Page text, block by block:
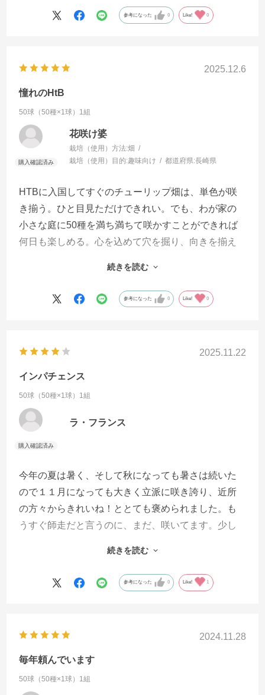
参考になった 0 Like! 0
2025.12.6
憧れのHtB
50球（50種×1球）1組
花咲け婆
栽培（使用）方法:畑
栽培（使用）目的:趣味向け 都道府県:長崎県
HTBに入国してすぐのチューリップ畑は、単色が咲
き揃う。ひと目見ただけできれい。でも、わが家の
小さな庭に50種を満ち満ちて咲かすことができれば
何日も楽しめる。心を込めて穴を掘り、向きを揃え
クした。夢か叶う春を待つ。
続きを読む
参考になった 0 Like! 0
2025.11.22
インパチェンス
50球（50種×1球）1組
ラ・フランス
今年の夏は暑く、そして秋になっても暑さは続いた
ので１１月になっても大きく立派に咲き誇り、近所
の方々からきれいね！ととても褒められました。も
うすぐ師走だと言うのに、まだ、咲いてます。少し
てしまうのがもったいないくらいです。
続きを読む
参考になった 0 Like! 1
2024.11.28
毎年頼んでいます
50球（50種×1球）1組